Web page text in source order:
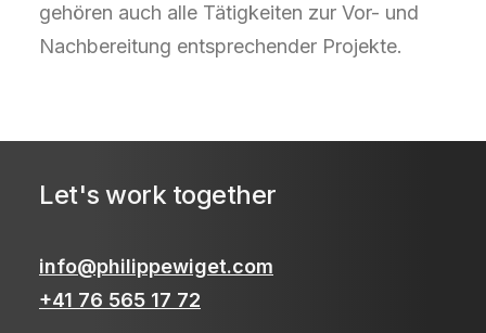
gehören auch alle Tätigkeiten zur Vor- und
Nachbereitung entsprechender Projekte.
Let's work together
info@philippewiget.com
+41 76 565 17 72